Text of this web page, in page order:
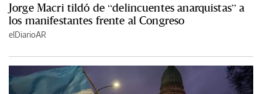
Jorge Macri tildó de “delincuentes anarquistas” a
los manifestantes frente al Congreso
elDiarioAR